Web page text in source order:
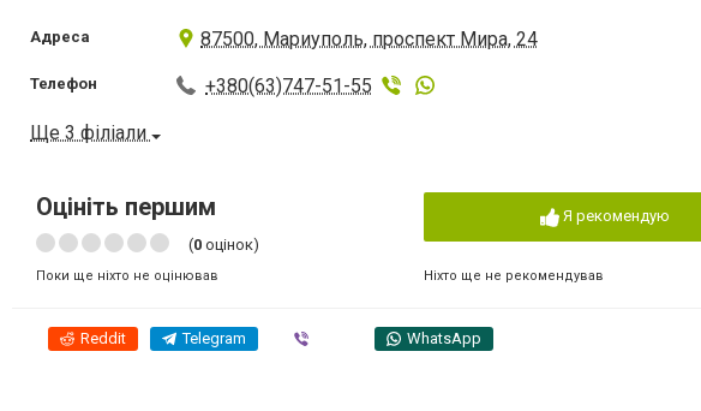
Адреса 87500, Мариуполь, проспект Мира, 24
Телефон +380(63)747-51-55
Ще 3 філіали
Оцініть першим
(0 оцінок)
Поки ще ніхто не оцінював
Я рекомендую
Ніхто ще не рекомендував
Reddit Telegram WhatsApp